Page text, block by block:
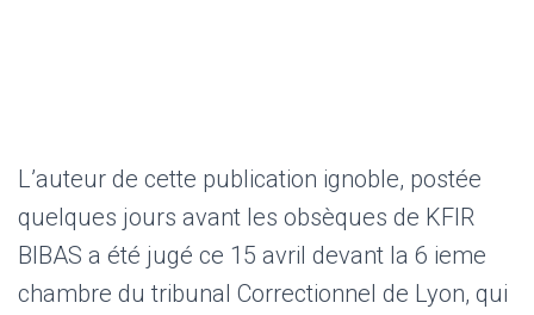
L’auteur de cette publication ignoble, postée
quelques jours avant les obsèques de KFIR
BIBAS a été jugé ce 15 avril devant la 6 ieme
chambre du tribunal Correctionnel de Lyon, qui